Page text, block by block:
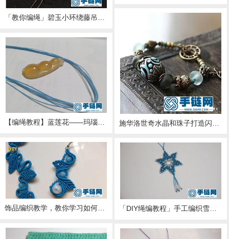
【编绳教程】蓝莲花——玛瑙玉髓豆子吊坠项链
饰品编织教学，教你学习如何串珠编织耳环吊坠（图解2 「DIY绳编教程」手工编织雪花珍珠吊坠的方法（步骤2